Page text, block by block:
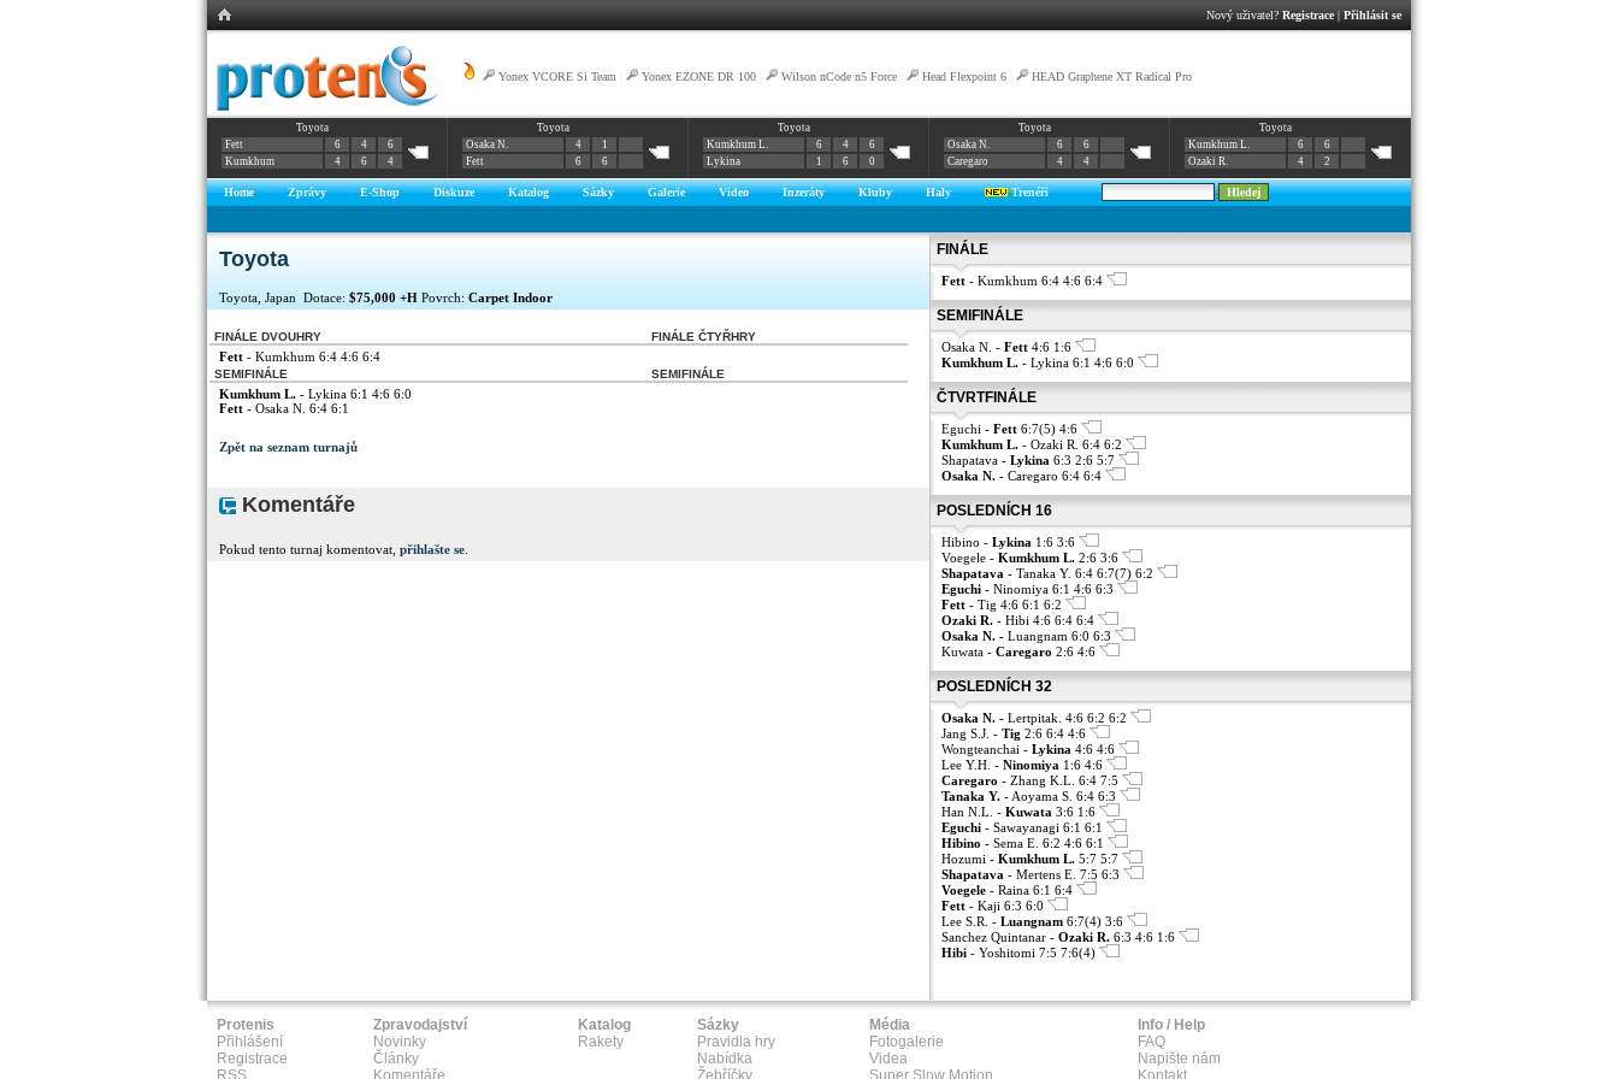
Nový uživatel? Registrace| Přihlásit se
Yonex VCORE Si Team Yonex EZONE DR 100 Wilson nCode n5 Force Head Flexpoint 6 HEAD Graphene XT Radical Pro
Toyota
Fett
6 4
6
Kumkhum
4 6 4
Toyota
Osaka N.
4
1
Fett
6 6
Toyota
Kumkhum L.
6 4
6
Lykina
1 6 0
Toyota
Osaka N.
6
6
Caregaro
4 4
Toyota
Kumkhum L.
6
6
Ozaki R.
4 2
Home Zprávy E-Shop Diskuze Katalog Sázky Galerie Video Inzeráty Kluby Haly Trenéři
Toyota
Toyota, Japan Dotace: $75,000 +H Povrch: Carpet Indoor
FINÁLE DVOUHRY
Fett - Kumkhum 6:4 4:6 6:4
FINÁLE ČTYŘHRY
SEMIFINÁLE
Kumkhum L. - Lykina 6:1 4:6 6:0
Fett - Osaka N. 6:4 6:1
SEMIFINÁLE
Zpět na seznam turnajů
Komentáře
Pokud tento turnaj komentovat, přihlašte se
FINÁLE
Fett - Kumkhum 6:4 4:6 6:4
SEMIFINÁLE
Osaka N. - Fett 4:6 1:6
Kumkhum L. - Lykina 6:1 4:6 6:0
ČTVRTFINÁLE
Eguchi - Fett 6:7(5) 4:6
Kumkhum L. - Ozaki R. 6:4 6:2
Shapatava - Lykina 6:3 2:6 5:7
Osaka N. - Caregaro 6:4 6:4
POSLEDNÍCH 16
Hibino - Lykina 1:6 3:6
Voegele - Kumkhum L. 2:6 3:6
Shapatava - Tanaka Y. 6:4 6:7(7) 6:2
Eguchi - Ninomiya 6:1 4:6 6:3
Fett - Tig 4:6 6:1 6:2
Ozaki R. - Hibi 4:6 6:4 6:4
Osaka N. - Luangnam 6:0 6:3
Kuwata - Caregaro 2:6 4:6
POSLEDNÍCH 32
Osaka N. - Lertpitak. 4:6 6:2 6:2
Jang S.J. - Tig 2:6 6:4 4:6
Wongteanchai - Lykina 4:6 4:6
Lee Y.H. - Ninomiya 1:6 4:6
Caregaro - Zhang K.L. 6:4 7:5
Tanaka Y. - Aoyama S. 6:4 6:3
Han N.L. - Kuwata 3:6 1:6
Eguchi - Sawayanagi 6:1 6:1
Hibino - Sema E. 6:2 4:6 6:1
Hozumi - Kumkhum L. 5:7 5:7
Shapatava - Mertens E. 7:5 6:3
Voegele - Raina 6:1 6:4
Fett - Kaji 6:3 6:0
Lee S.R. - Luangnam 6:7(4) 3:6
Sanchez Quintanar - Ozaki R. 6:3 4:6 1:6
Hibi - Yoshitomi 7:5 7:6(4)
Protenis
Přihlášení
Registrace
RSS
Zpravodajství
Novinky
Články
Komentáře
Katalog
Rakety
Sázky
Pravidla hry
Nabídka
Žebříčky
Média
Fotogalerie
Videa
Super Slow Motion
Info / Help
FAQ
Napište nám
Kontakt